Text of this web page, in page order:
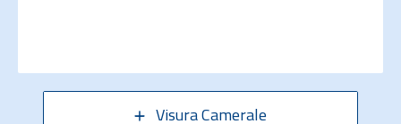
Visura Camerale